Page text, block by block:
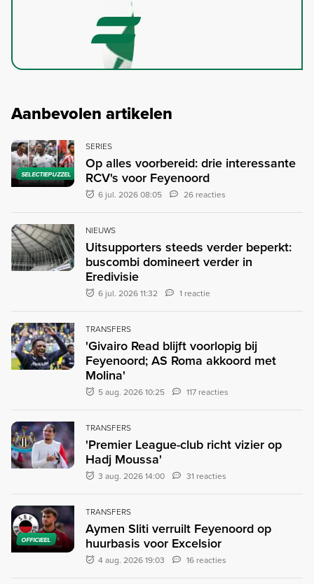
Aanbevolen artikelen
SELECTIEPUZZEL
SERIES
Op alles voorbereid: drie interessante
RCV's voor Feyenoord
6 jul. 2026 08:05 26 reacties
NIEUWS
Uitsupporters steeds verder beperkt:
buscombi domineert verder in
Eredivisie
6 jul. 2026 11:32 1 reactie
TRANSFERS
'Givairo Read blijft voorlopig bij
Feyenoord; AS Roma akkoord met
Molina'
5 aug. 2026 10:25 117 reacties
TRANSFERS
'Premier League-club richt vizier op
Hadj Moussa'
3 aug. 2026 14:00 31 reacties
OFFICIEEL
TRANSFERS
Aymen Sliti verruilt Feyenoord op
huurbasis voor Excelsior
4 aug. 2026 19:03 16 reacties